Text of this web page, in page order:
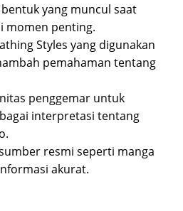
yang muncul saat
momen penting.
Styles yang digunakan
pemahaman tentang
penggemar untuk
interpretasi tentang
resmi seperti manga
akurat.